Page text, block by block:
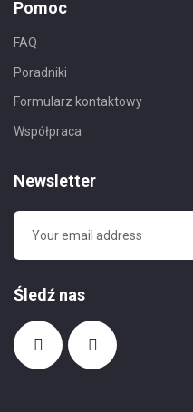
Pomoc
FAQ
Poradniki
Formularz kontaktowy
Współpraca
Newsletter
Śledź nas